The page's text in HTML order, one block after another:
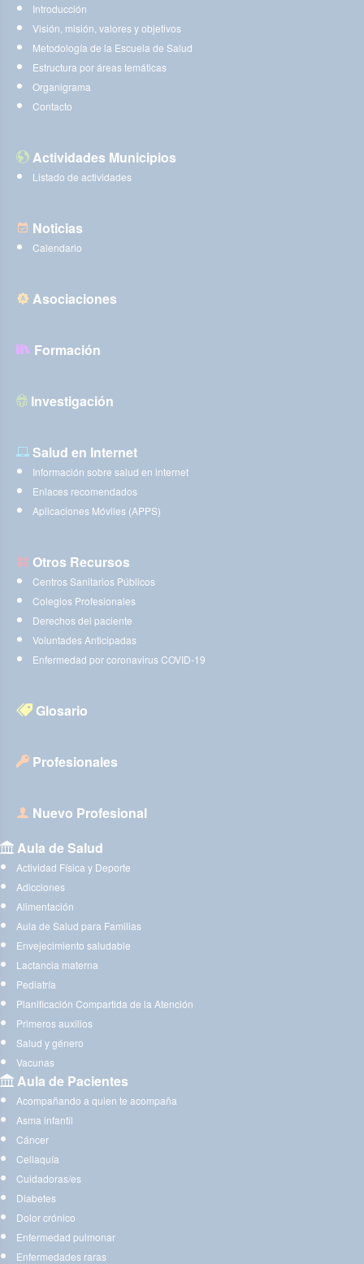
Introducción
Visión, misión, valores y objetivos
Metodología de la Escuela de Salud
Estructura por áreas temáticas
Organigrama
Contacto
Actividades Municipios
Listado de actividades
Noticias
Calendario
Asociaciones
Formación
Investigación
Salud en Internet
Información sobre salud en internet
Enlaces recomendados
Aplicaciones Móviles (APPS)
Otros Recursos
Centros Sanitarios Públicos
Colegios Profesionales
Derechos del paciente
Voluntades Anticipadas
Enfermedad por coronavirus COVID-19
Glosario
Profesionales
Nuevo Profesional
Aula de Salud
Actividad Física y Deporte
Adicciones
Alimentación
Aula de Salud para Familias
Envejecimiento saludable
Lactancia materna
Pediatría
Planificación Compartida de la Atención
Primeros auxilios
Salud y género
Vacunas
Aula de Pacientes
Acompañando a quien te acompaña
Asma infantil
Cáncer
Celiaquía
Cuidadoras/es
Diabetes
Dolor crónico
Enfermedad pulmonar
Enfermedades raras